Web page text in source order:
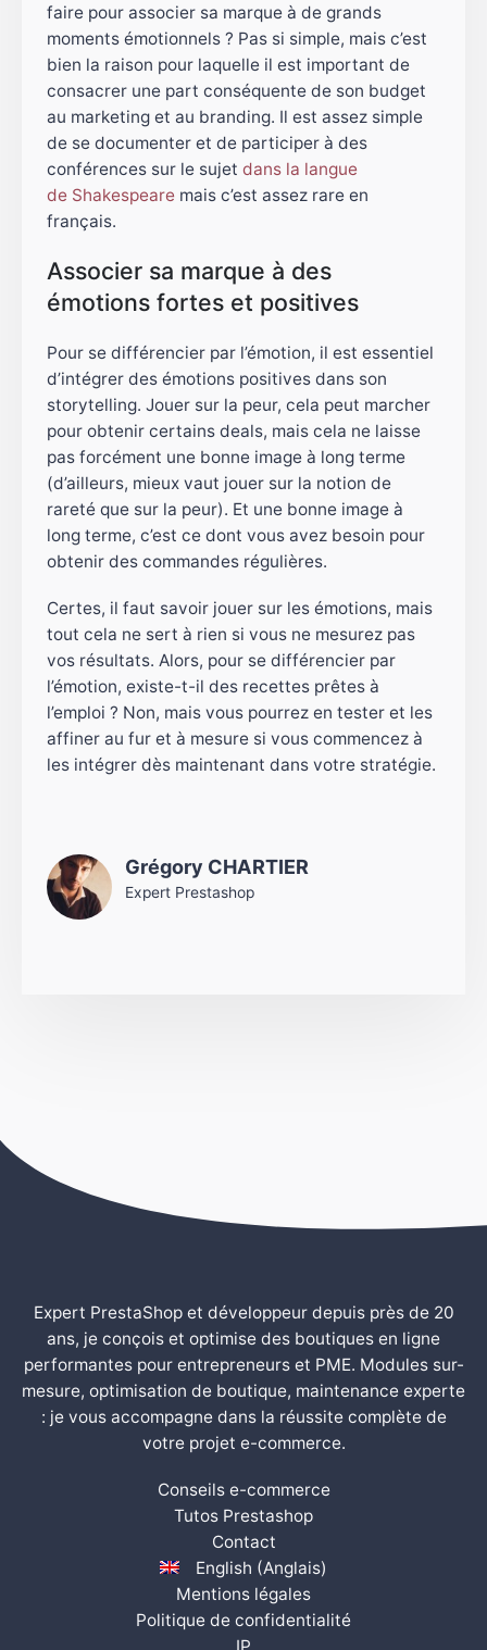
faire pour associer sa marque à de grands
moments émotionnels ? Pas si simple, mais c’est
bien la raison pour laquelle il est important de
consacrer une part conséquente de son budget
au marketing et au branding. Il est assez simple
de se documenter et de participer à des
conférences sur le sujetdans la langue
de Shakespeare mais c’est assez rare en
français.
Associer sa marque à des
émotions fortes et positives
Pour se différencier par l’émotion, il est essentiel
d’intégrer des émotions positives dans son
storytelling. Jouer sur la peur, cela peut marcher
pour obtenir certains deals, mais cela ne laisse
pas forcément une bonne image à long terme
(d’ailleurs, mieux vaut jouer sur la notion de
rareté que sur la peur). Et une bonne image à
long terme, c’est ce dont vous avez besoin pour
obtenir des commandes régulières.
Certes, il faut savoir jouer sur les émotions, mais
tout cela ne sert à rien si vous ne mesurez pas
vos résultats. Alors, pour se différencier par
l’émotion, existe-t-il des recettes prêtes à
l’emploi ? Non, mais vous pourrez en tester et les
affiner au fur et à mesure si vous commencez à
les intégrer dès maintenant dans votre stratégie.
Grégory CHARTIER
Expert Prestashop
Expert PrestaShop et développeur depuis près de 20
ans, je conçois et optimise des boutiques en ligne
performantes pour entrepreneurs et PME. Modules sur-
mesure, optimisation de boutique, maintenance experte
: je vous accompagne dans la réussite complète de
votre projet e-commerce.
Conseils e-commerce
Tutos Prestashop
Contact
English (Anglais)
Mentions légales
Politique de confidentialité